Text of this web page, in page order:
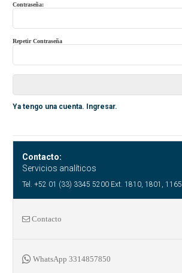
Contraseña:
Repetir Contraseña
Ya tengo una cuenta. Ingresar.
Contacto:
Servicios analíticos
Tel. +52 01 (33) 3345 5200 Ext. 1810, 1801, 1165
Contacto
WhatsApp 3314857850